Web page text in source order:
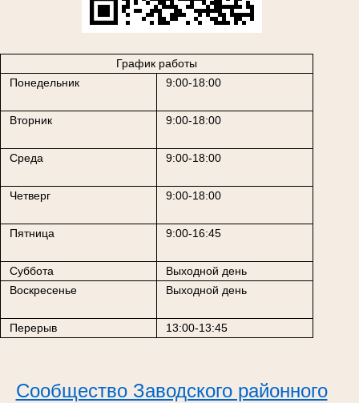
График работы
Понедельник
9:00-18:00
Вторник 9:00-18:00
Среда 9:00-18:00
Четверг 9:00-18:00
Пятница 9:00-16:45
Суббота
Выходной день
Воскресенье
Выходной день
Перерыв 13:00-13:45
Сообщество Заводского районного